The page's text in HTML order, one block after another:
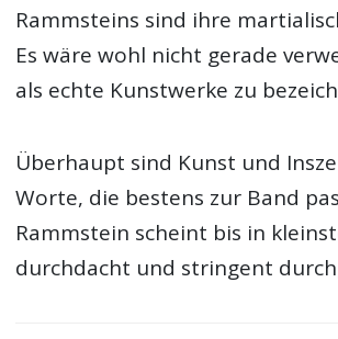
Rammsteins sind ihre
Es wäre wohl nicht gerade
als echte Kunstwerke zu
Überhaupt sind Kunst und
Worte, die bestens zur Band
Rammstein scheint bis in
durchdacht und stringent